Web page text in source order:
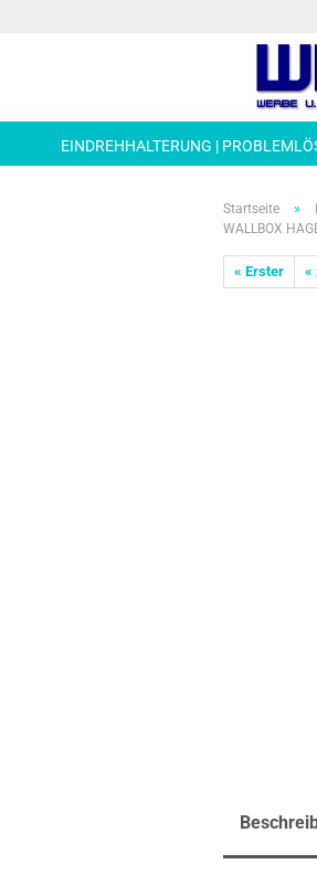
EINDREHHALTERUNG |
Startseite »
WALLBOX
« Erster «